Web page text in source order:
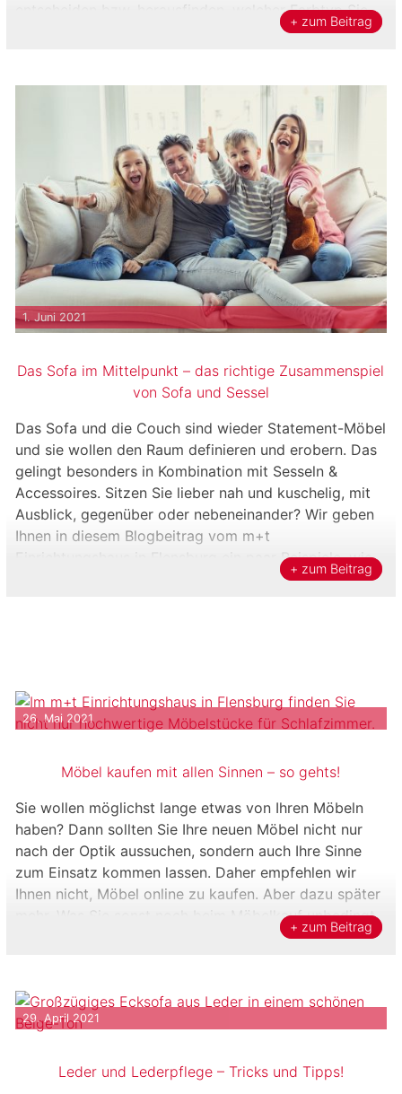
entscheiden bzw. herausfinden, welcher Farbtyp Sie
+ zum Beitrag
1. Juni 2021
Das Sofa im Mittelpunkt – das richtige Zusammenspiel
von Sofa und Sessel
Das Sofa und die Couch sind wieder Statement-Möbel
und sie wollen den Raum definieren und erobern. Das
gelingt besonders in Kombination mit Sesseln &
Accessoires. Sitzen Sie lieber nah und kuschelig, mit
Ausblick, gegenüber oder nebeneinander? Wir geben
Ihnen in diesem Blogbeitrag vom m+t
Einrichtungshaus in Flensburg ein paar Beispiele, wie
+ zum Beitrag
26. Mai 2021
Möbel kaufen mit allen Sinnen – so gehts!
Sie wollen möglichst lange etwas von Ihren Möbeln
haben? Dann sollten Sie Ihre neuen Möbel nicht nur
nach der Optik aussuchen, sondern auch Ihre Sinne
zum Einsatz kommen lassen. Daher empfehlen wir
Ihnen nicht, Möbel online zu kaufen. Aber dazu später
mehr. Was Sie sonst noch beim Möbelkauf unbedingt
beachten sollten, erklären wir, vom m+t […]
+ zum Beitrag
29. April 2021
Leder und Lederpflege – Tricks und Tipps!